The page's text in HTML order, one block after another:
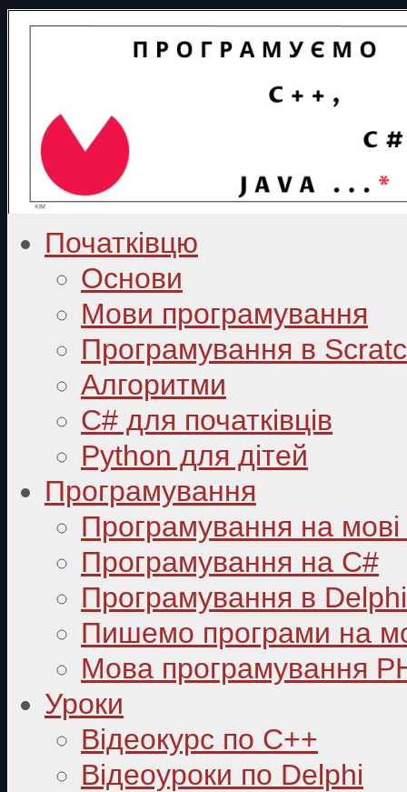
Початківцю
Основи
Мови програмування
Програмування в
Алгоритми
C# для початківців
Python для дітей
Програмування
Програмування на
Програмування на C#
Програмування в Delphi
Пишемо програми на
Мова програмування
Уроки
Відеокурс по С++
Відеоуроки по Delphi